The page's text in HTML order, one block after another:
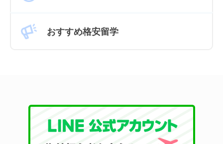
おすすめ格安留学